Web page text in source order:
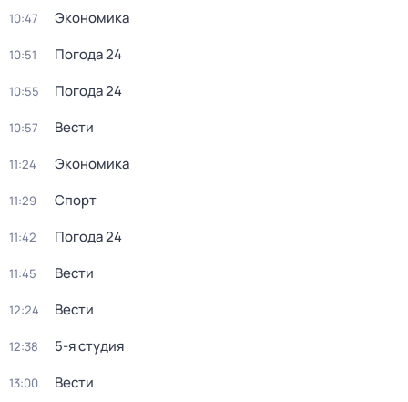
10:47 Экономика
10:51 Погода 24
10:55 Погода 24
10:57 Вести
11:24 Экономика
11:29 Спорт
11:42 Погода 24
11:45 Вести
12:24 Вести
12:38 5-я студия
13:00 Вести